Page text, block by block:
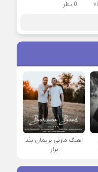
0 نظر
اهنگ مازنی بریمان بند
برار